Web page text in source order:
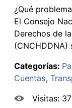
¿Qué
El Consejo
Derechos de
(CNCHDDNA)
Categorías:
Cuentas
Visitas: